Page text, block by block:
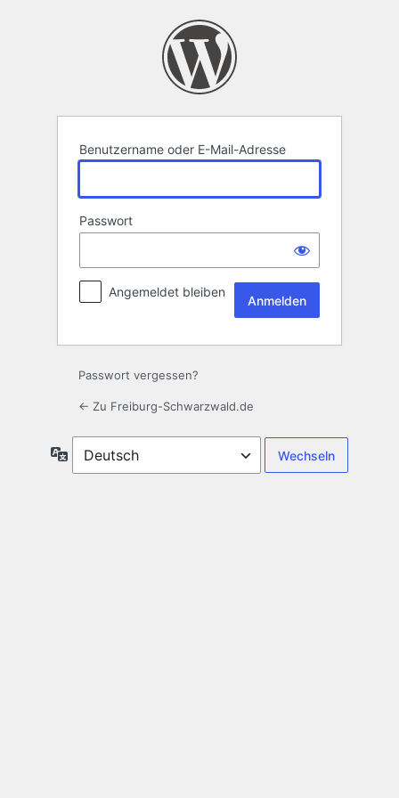
Benutzername oder E-Mail-Adresse
Passwort
Angemeldet bleiben
Passwort vergessen?
← Zu Freiburg-Schwarzwald.de
Sprache